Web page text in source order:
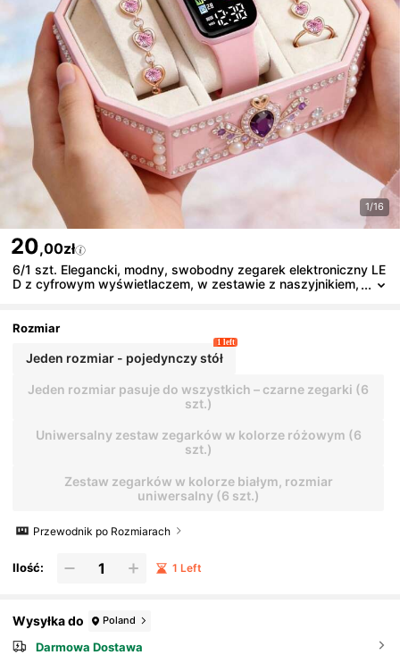
1/16
20,00zł
6/1 szt. Elegancki, modny, swobodny zegarek elektroniczny LE
D z cyfrowym wyświetlaczem, w zestawie z naszyjnikiem,
ńczenia szkoły, imprezy na uczelni, uroczystości rodzinne, imp
rezy, podróże, urodziny/święta, prezenty z okazji ukończenia s
zkoły, prezenty na Dzień Matki (ekran z folią ochronną)
Rozmiar
Jeden rozmiar - pojedynczy stół
1 left
Jeden rozmiar pasuje do wszystkich – czarne zegarki (6
szt.)
Uniwersalny zestaw zegarków w kolorze różowym (6
szt.)
Zestaw zegarków w kolorze białym, rozmiar
uniwersalny (6 szt.)
Przewodnik po Rozmiarach
Ilość: 1 Left
Wysyłka do Poland
Darmowa Dostawa